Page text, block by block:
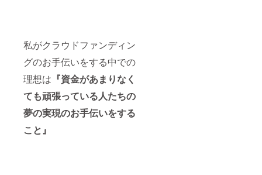
私がクラウドファンディン
グのお手伝いをする中での
理想は 『資金があまりなく
ても頑張っている人たちの
夢の実現のお手伝いをする
こと』